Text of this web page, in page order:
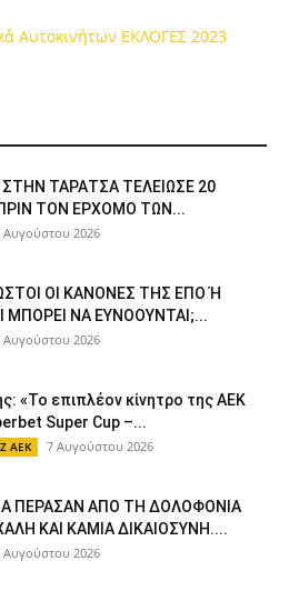
Αυτοκινήτων ΕΚΛΟΓΕΣ 2023
ΣΤΗΝ ΤΑΡΑΤΣΑ ΤΕΛΕΙΩΣΕ 20
ΤΟΝ ΕΡΧΟΜΟ ΤΩΝ...
Αυγούστου 2026
ΟΙ ΚΑΝΟΝΕΣ ΤΗΣ ΕΠΟ Ή
ΜΠΟΡΕΙ ΝΑ ΕΥΝΟΟΥΝΤΑΙ;...
Αυγούστου 2026
«Το επιπλέον κίνητρο της ΑΕΚ
Super Cup –...
ΑΕΚ 7 Αυγούστου 2026
ΠΕΡΑΣΑΝ ΑΠΟ ΤΗ ΔΟΛΟΦΟΝΙΑ
ΚΑΙ ΚΑΜΙΑ ΔΙΚΑΙΟΣΥΝΗ....
Αυγούστου 2026